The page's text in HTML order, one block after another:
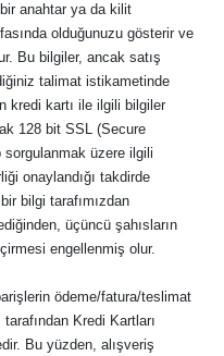
bir anahtar ya da kilit
olduğunuzu gösterir ve
Bu bilgiler, ancak satış
talimat istikametinde
kredi kartı ile ilgili bilgiler
128 bit SSL (Secure
üzere ilgili
onaylandığı takdirde
bilgi tarafımızdan
üçüncü şahısların
engellenmiş olur.
ödeme/fatura/teslimat
Kredi Kartları
Bu yüzden, alışveriş